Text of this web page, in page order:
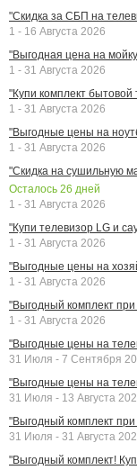
"Скидка за СБП на
1 - 16 Августа 2026
"Выгодная цена на
1 - 31 Августа 2026
"Купи комплект бытовой
1 - 31 Августа 2026
"Выгодные цены на
1 - 31 Августа 2026
"Скидка на сушильную
Осталось 26 дней
1 - 31 Августа 2026
"Купи телевизор LG и
1 - 31 Августа 2026
"Выгодные цены на
1 - 31 Августа 2026
"Выгодный комплект
1 - 31 Августа 2026
"Выгодные цены на
31 Июля - 7 Сентября
"Выгодные цены на
31 Июля - 13 Августа
"Выгодный комплект при
31 Июля - 31 Августа
"Выгодный комплект!